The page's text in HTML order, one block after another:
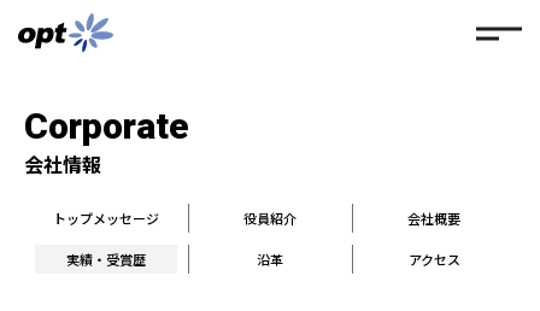
Corporate
会社情報
トップメッセージ 役員紹介 会社概要
実績・受賞歴 沿革 アクセス